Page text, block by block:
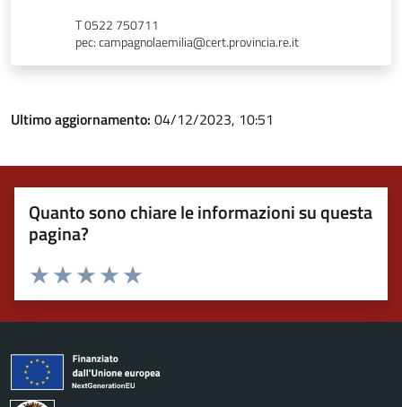
T 0522 750711
pec: campagnolaemilia@cert.provincia.re.it
Ultimo aggiornamento: 04/12/2023, 10:51
Quanto sono chiare le informazioni su questa
pagina?
Valuta 5 stelle su 5
Valuta 4 stelle su 5
Valuta 3 stelle su 5
Valuta 2 stelle su 5
Valuta 1 stelle su 5